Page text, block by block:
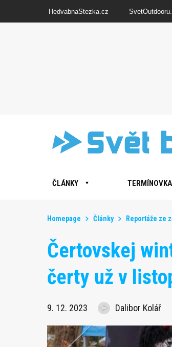
HedvabnaStezka.cz
ČLÁNKY TERMÍNOVKA
Homepage Články Reportáže ze
Čertovskej
čerty už v
9. 12. 2023 Dalibor Kolář